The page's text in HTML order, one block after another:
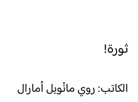
ثورة!
الكاتب: روي مانْويل أمارال